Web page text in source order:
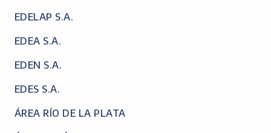
EDELAP S.A.
EDEA S.A.
EDEN S.A.
EDES S.A.
ÁREA RÍO DE LA PLATA